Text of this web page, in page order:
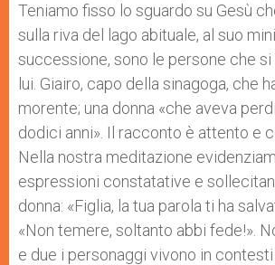
Teniamo fisso lo sguardo su Gesù
sulla riva del lago abituale, al suo
successione, sono le persone che
lui. Giairo, capo della sinagoga, che
morente; una donna «che aveva
dodici anni». Il racconto è attento e
Nella nostra meditazione
espressioni constatative e
donna: «Figlia, la tua parola ti ha
«Non temere, soltanto abbi fede!».
e due i personaggi vivono in